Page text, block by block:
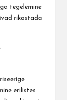
tegelemine
rikastada
erilistes